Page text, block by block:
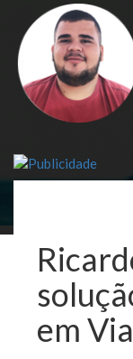
content
em